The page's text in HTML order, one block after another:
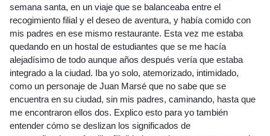
semana santa, en un viaje que se balanceaba entre el
recogimiento filial y el deseo de aventura, y había comido con
mis padres en ese mismo restaurante. Esta vez me estaba
quedando en un hostal de estudiantes que se me hacía
alejadísimo de todo aunque años después vería que estaba
integrado a la ciudad. Iba yo solo, atemorizado, intimidado,
como un personaje de Juan Marsé que no sabe que se
encuentra en su ciudad, sin mis padres, caminando, hasta que
me encontraron ellos dos. Explico esto para yo también
entender cómo se deslizan los significados de